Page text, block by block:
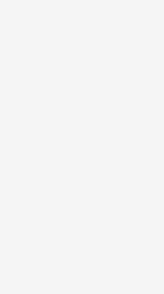
en signaleren
over 3 Preventie en
4 Samenwerken en verwijzen
over 4 Samenwerken
over 5 Begeleiden
over 6 Bijlagen
professionals over